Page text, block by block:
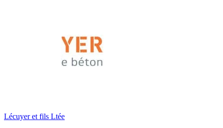
Lécuyer et fils Ltée